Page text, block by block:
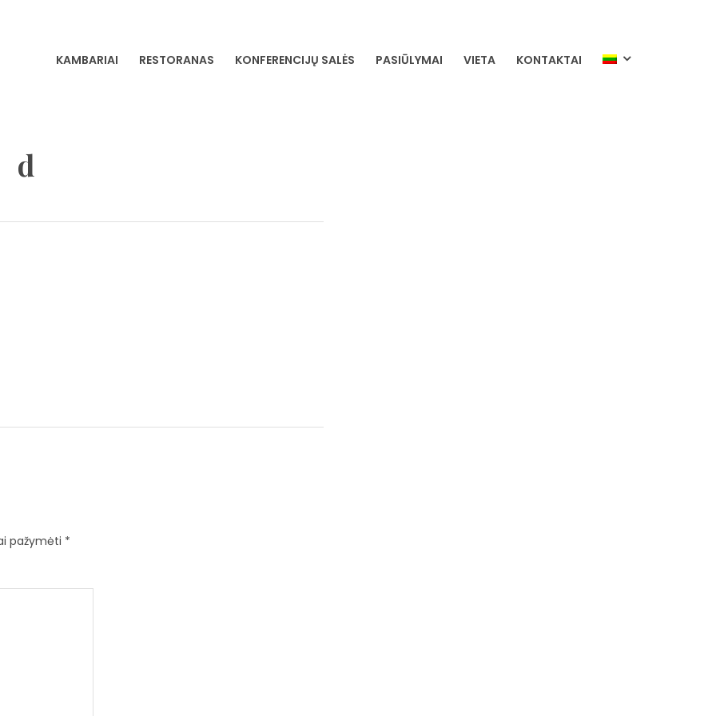
VILNIA
KAMBARIAI RESTORANAS KONFERENCIJŲ SALĖS PASIŪLYMAI VIETA KONTAKTAI
d
pažymėti *